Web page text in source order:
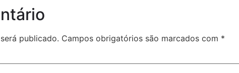
publicado. Campos obrigatórios são marcados com *